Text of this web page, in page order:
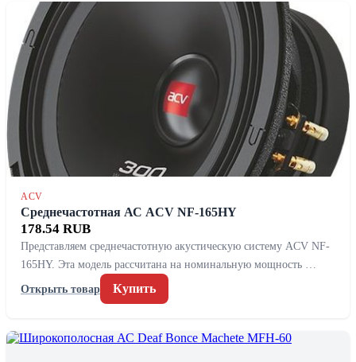
ACV
Среднечастотная АС ACV NF-165HY
178.54 RUB
Представляем среднечастотную акустическую систему ACV NF-
165HY. Эта модель рассчитана на номинальную мощность …
Открыть товар
Купить